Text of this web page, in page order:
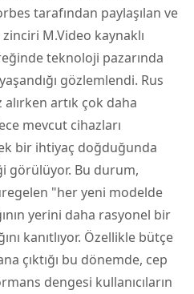
tarafından paylaşılan ve
M.Video kaynaklı
teknoloji pazarında
gözlemlendi. Rus
artık çok daha
mevcut cihazları
bir ihtiyaç doğduğunda
görülüyor. Bu durum,
"her yeni modelde
yerini daha rasyonel bir
kanıtlıyor. Özellikle bütçe
çıktığı bu dönemde, cep
dengesi kullanıcıların